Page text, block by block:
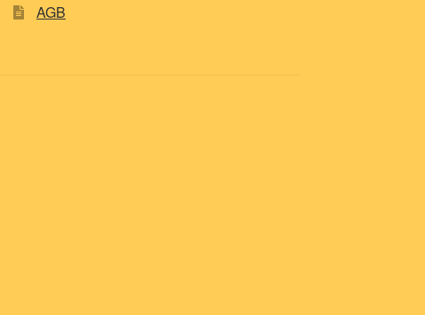
AGB